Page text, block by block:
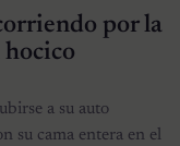
por la
hocico
a su auto
su cama entera en el